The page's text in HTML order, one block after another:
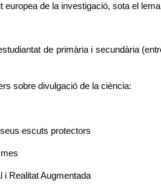
de la investigació, sota el
de primària i secundària
sobre divulgació de la ciència:
escuts protectors
i Realitat Augmentada